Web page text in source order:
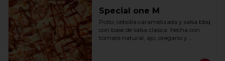
Special one M
Pollo, cebolla caramelizada y salsa bbq
con base de salsa clasica  hecha con
tomate natural, ajo, oregano y